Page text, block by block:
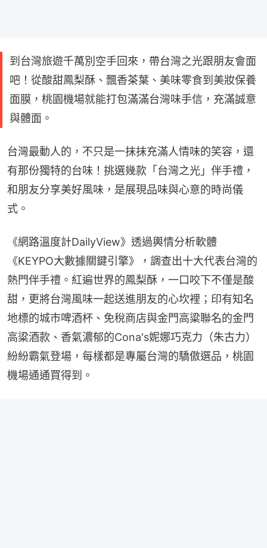
到台灣旅遊千萬別空手回來，帶台灣之光跟朋友會面
吧！從酸甜鳳梨酥、飄香茶葉、美味零食到美妝保養
面膜，桃園機場就能打包滿滿台灣味手信，充滿誠意
與體面。
台灣最動人的，不只是一抹抹充滿人情味的笑容，還
有那份獨特的台味！挑選幾款「台灣之光」伴手禮，
和朋友分享美好風味，是展現品味與心意的時尚儀
式。
《網路溫度計DailyView》透過輿情分析軟體
《KEYPO大數據關鍵引擎》，調查出十大代表台灣的
熱門伴手禮。紅遍世界的鳳梨酥，一口咬下不僅是酸
甜，更將台灣風味一起送進朋友的心坎裡；印有知名
地標的城市啤酒杯、免稅商店與金門高粱聯名的金門
高粱酒款、香氣濃郁的Cona's妮娜巧克力（朱古力）
紛紛霸氣登場，每樣都是專屬台灣的驕傲選品，桃園
機場通通買得到。